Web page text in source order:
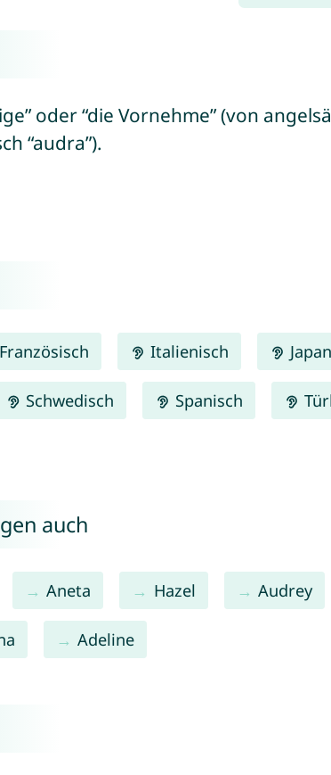
oder “die Vornehme” (von
“audra”).
Französisch Italienisch
Schwedisch Spanisch
auch
Aneta Hazel Audrey
Adeline